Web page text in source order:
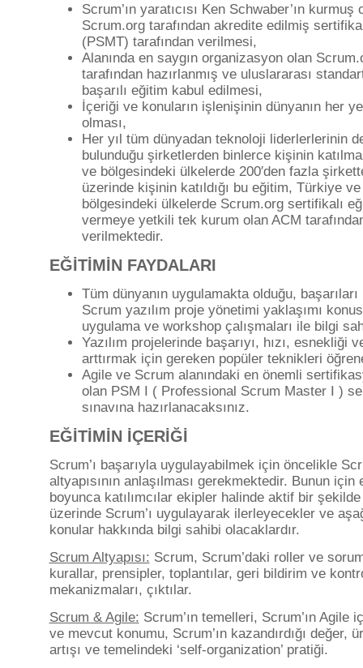
Scrum’ın yaratıcısı Ken Schwaber’ın kurmuş
Scrum.org tarafından akredite edilmiş
(PSMT) tarafından verilmesi,
Alanında en saygın organizasyon olan
tarafından hazırlanmış ve uluslararası
başarılı eğitim kabul edilmesi,
İçeriği ve konuların işlenişinin dünyanın her
olması,
Her yıl tüm dünyadan teknoloji liderlerlerinin
bulunduğu şirketlerden binlerce kişinin
ve bölgesindeki ülkelerde 200′den fazla
üzerinde kişinin katıldığı bu eğitim, Türkiye ve
bölgesindeki ülkelerde Scrum.org sertifikalı
vermeye yetkili tek kurum olan ACM
verilmektedir.
EĞİTİMİN FAYDALARI
Tüm dünyanın uygulamakta olduğu, başarıları
Scrum yazılım proje yönetimi yaklaşımı
uygulama ve workshop çalışmaları ile bilgi
Yazılım projelerinde başarıyı, hızı, esnekliği
arttırmak için gereken popüler teknikleri
Agile ve Scrum alanındaki en önemli
olan PSM I ( Professional Scrum Master I )
sınavına hazırlanacaksınız.
EĞİTİMİN İÇERİĞİ
Scrum’ı başarıyla uygulayabilmek için öncelikle
altyapısının anlaşılması gerekmektedir. Bunun için
boyunca katılımcılar ekipler halinde aktif bir
üzerinde Scrum’ı uygulayarak ilerleyecekler ve
konular hakkında bilgi sahibi olacaklardır.
Scrum Altyapısı: Scrum, Scrum’daki roller ve
kurallar, prensipler, toplantılar, geri bildirim ve
mekanizmaları, çıktılar.
Scrum & Agile: Scrum’ın temelleri, Scrum’ın Agile
ve mevcut konumu, Scrum’ın kazandırdığı değer,
artışı ve temelindeki ‘self-organization’ pratiği.